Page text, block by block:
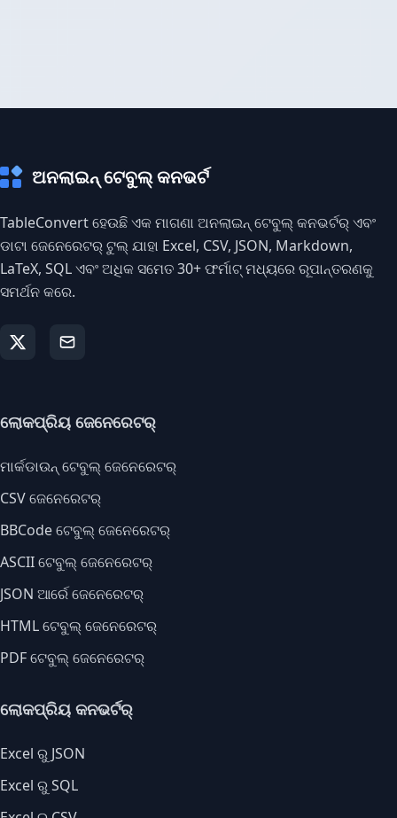
ଅନଲାଇନ୍ ଟେବୁଲ୍ କନଭର୍ଟ
TableConvert ହେଉଛି ଏକ ମାଗଣା ଅନଲାଇନ୍ ଟେବୁଲ୍ କନଭର୍ଟର୍ ଏବଂ
ଡାଟା ଜେନେରେଟର୍ ଟୁଲ୍ ଯାହା Excel, CSV, JSON, Markdown,
LaTeX, SQL ଏବଂ ଅଧିକ ସମେତ 30+ ଫର୍ମାଟ୍ ମଧ୍ୟରେ ରୂପାନ୍ତରଣକୁ
ସମର୍ଥନ କରେ.
ଲୋକପ୍ରିୟ ଜେନେରେଟର୍
ମାର୍କଡାଉନ୍ ଟେବୁଲ୍ ଜେନେରେଟର୍
CSV ଜେନେରେଟର୍
BBCode ଟେବୁଲ୍ ଜେନେରେଟର୍
ASCII ଟେବୁଲ୍ ଜେନେରେଟର୍
JSON ଆର୍ରେ ଜେନେରେଟର୍
HTML ଟେବୁଲ୍ ଜେନେରେଟର୍
PDF ଟେବୁଲ୍ ଜେନେରେଟର୍
ଲୋକପ୍ରିୟ କନଭର୍ଟର୍
Excel ରୁ JSON
Excel ରୁ SQL